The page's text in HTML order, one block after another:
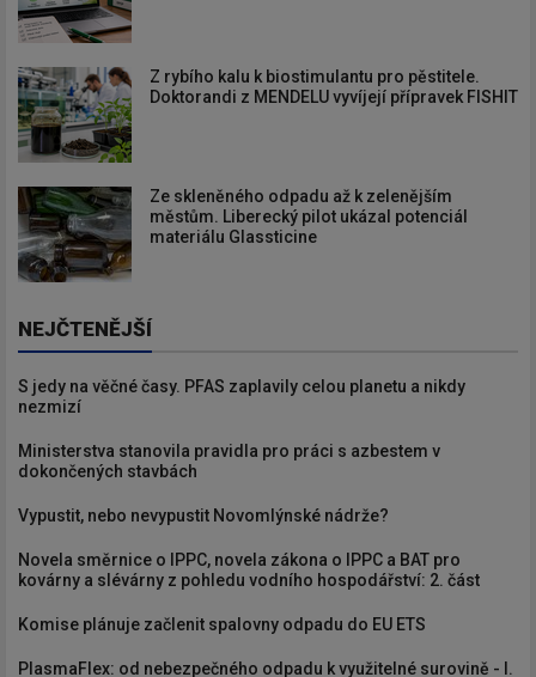
Z rybího kalu k biostimulantu pro pěstitele.
Doktorandi z MENDELU vyvíjejí přípravek FISHIT
Ze skleněného odpadu až k zelenějším
městům. Liberecký pilot ukázal potenciál
materiálu Glassticine
NEJČTENĚJŠÍ
S jedy na věčné časy. PFAS zaplavily celou planetu a nikdy
nezmizí
Ministerstva stanovila pravidla pro práci s azbestem v
dokončených stavbách
Vypustit, nebo nevypustit Novomlýnské nádrže?
Novela směrnice o IPPC, novela zákona o IPPC a BAT pro
kovárny a slévárny z pohledu vodního hospodářství: 2. část
Komise plánuje začlenit spalovny odpadu do EU ETS
PlasmaFlex: od nebezpečného odpadu k využitelné surovině - I.